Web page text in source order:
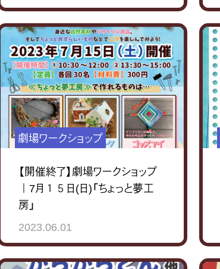
劇場ワークショップ
【開催終了】劇場ワークショップ
｜7月１５日(日)「ちょっと夢工
房」
2023.06.01